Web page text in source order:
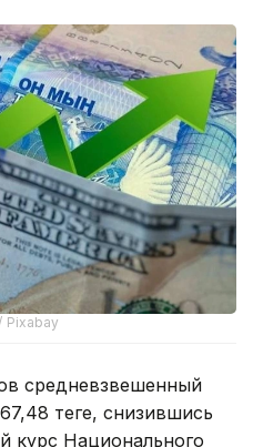
Pixabay
средневзвешенный
теңге, снизившись
курс Национального